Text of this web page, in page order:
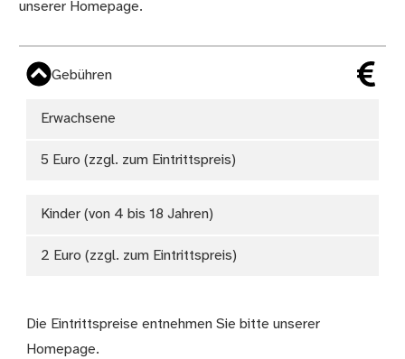
unserer Homepage.
Gebühren
Erwachsene
5 Euro (zzgl. zum Eintrittspreis)
Kinder (von 4 bis 18 Jahren)
2 Euro (zzgl. zum Eintrittspreis)
Die Eintrittspreise entnehmen Sie bitte unserer
Homepage.